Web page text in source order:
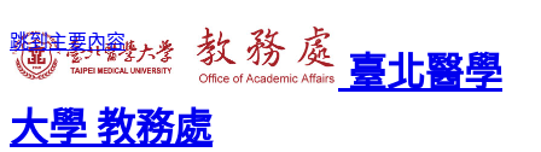
跳到主要內容
臺北醫學
大學 教務處